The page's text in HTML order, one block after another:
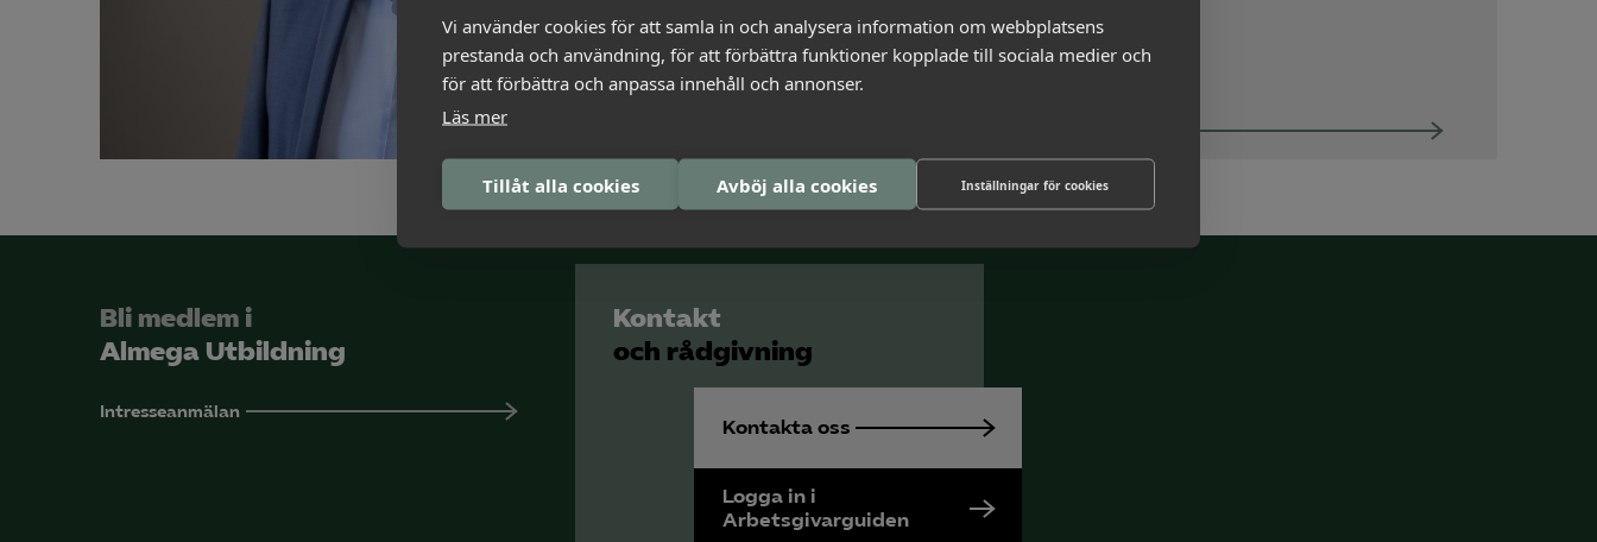
Vi använder cookies för att samla in och analysera information om webbplatsens
prestanda och användning, för att förbättra funktioner kopplade till sociala medier och
för att förbättra och anpassa innehåll och annonser.
Läs mer
Tillåt alla cookies Avböj alla cookies Inställningar för cookies
Bli medlem i
Almega Utbildning
Intresseanmälan
Kontakt
och rådgivning
Kontakta oss
Logga in i
Arbetsgivarguiden